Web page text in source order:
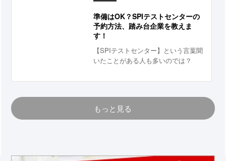
準備はOK？SPIテストセンターの
予約方法、踏み台企業を教えま
す！
【SPIテストセンター】という言葉聞
いたことがある人も多いのでは？
かわからない。」「良い点取るコツ
を伝授します！
もっと見る